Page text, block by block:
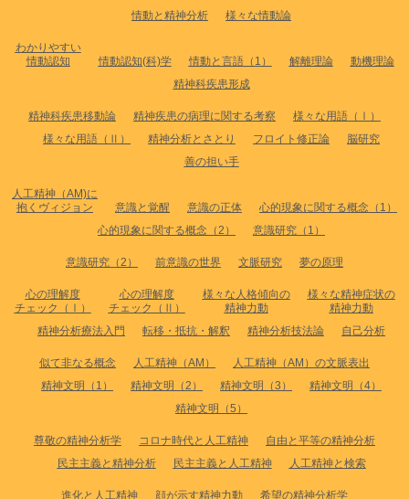
情動と精神分析
様々な情動論
わかりやすい
情動認知
情動認知(科)学 情動と言語（1） 解離理論
動機理論
精神科疾患形成
精神科疾患移動論 精神疾患の病理に関する考察
様々な用語（Ⅰ）
様々な用語（Ⅱ）
精神分析とさとり フロイト修正論
脳研究
善の担い手
人工精神（AM)に
抱くヴィジョン
意識と覚醒 意識の正体
心的現象に関する概念（1）
心的現象に関する概念（2）
意識研究（1）
意識研究（2） 前意識の世界 文脈研究 夢の原理
心の理解度
チェック（Ⅰ）
心の理解度
チェック（Ⅱ）
様々な人格傾向の
精神力動
様々な精神症状の
精神力動
精神分析療法入門
転移・抵抗・解釈 精神分析技法論 自己分析
似て非なる概念 人工精神（AM）
人工精神（AM）の文脈表出
精神文明（1）
精神文明（2） 精神文明（3）
精神文明（4）
精神文明（5）
尊敬の精神分析学 コロナ時代と人工精神
自由と平等の精神分析
民主主義と精神分析
民主主義と人工精神 人工精神と検索
進化と人工精神 顔が示す精神力動 希望の精神分析学